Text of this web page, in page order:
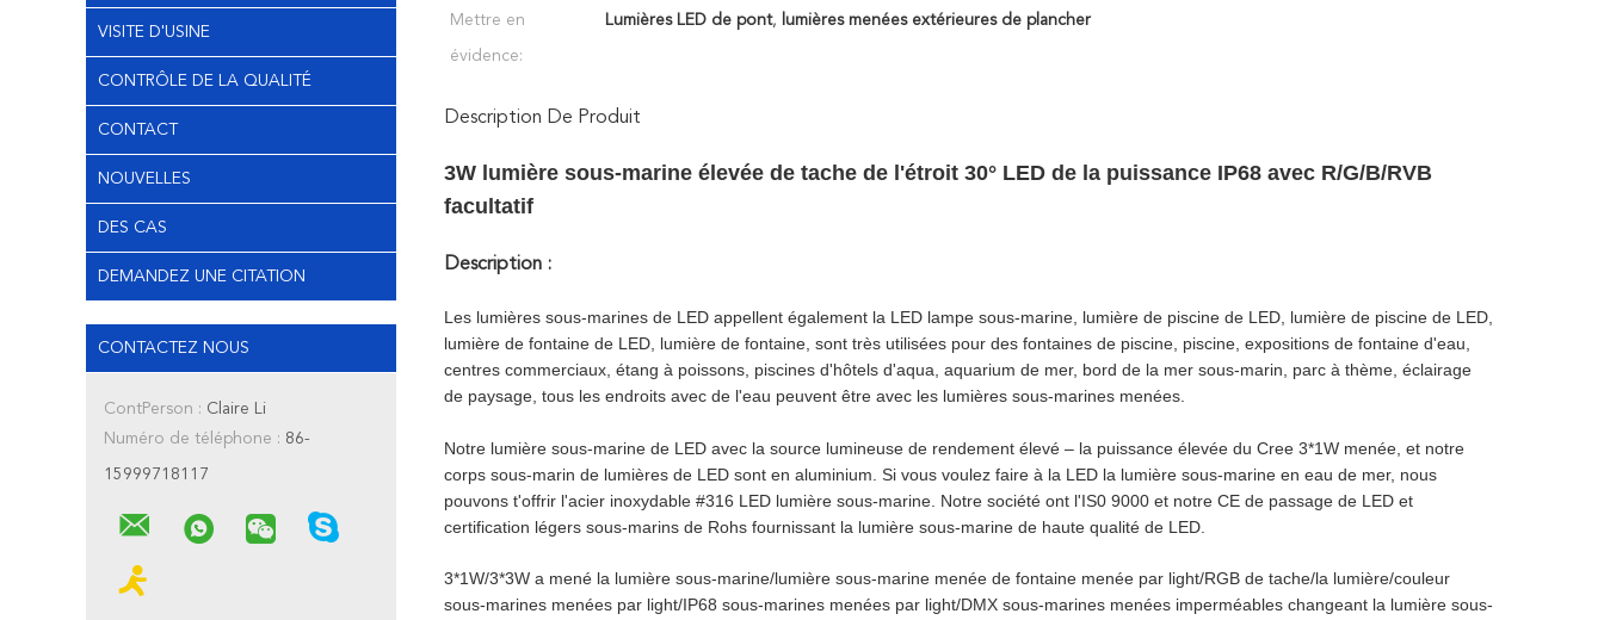
VISITE D'USINE
CONTRÔLE DE LA QUALITÉ
CONTACT
NOUVELLES
DES CAS
DEMANDEZ UNE CITATION
CONTACTEZ NOUS
ContPerson : Claire Li
Numéro de téléphone : 86-
15999718117
Mettre en
évidence:
Lumières LED de pont, lumières menées extérieures de plancher
Description De Produit
3W lumière sous-marine élevée de tache de l'étroit 30° LED de la puissance IP68 avec R/G/B/RVB
facultatif
Description :
Les lumières sous-marines de LED appellent également la LED lampe sous-marine, lumière de piscine de LED, lumière de piscine de LED,
lumière de fontaine de LED, lumière de fontaine, sont très utilisées pour des fontaines de piscine, piscine, expositions de fontaine d'eau,
centres commerciaux, étang à poissons, piscines d'hôtels d'aqua, aquarium de mer, bord de la mer sous-marin, parc à thème, éclairage
de paysage, tous les endroits avec de l'eau peuvent être avec les lumières sous-marines menées.
Notre lumière sous-marine de LED avec la source lumineuse de rendement élevé – la puissance élevée du Cree 3*1W menée, et notre
corps sous-marin de lumières de LED sont en aluminium. Si vous voulez faire à la LED la lumière sous-marine en eau de mer, nous
pouvons t'offrir l'acier inoxydable #316 LED lumière sous-marine. Notre société ont l'IS0 9000 et notre CE de passage de LED et
certification légers sous-marins de Rohs fournissant la lumière sous-marine de haute qualité de LED.
3*1W/3*3W a mené la lumière sous-marine/lumière sous-marine menée de fontaine menée par light/RGB de tache/la lumière/couleur
sous-marines menées par light/IP68 sous-marines menées par light/DMX sous-marines menées imperméables changeant la lumière sous-